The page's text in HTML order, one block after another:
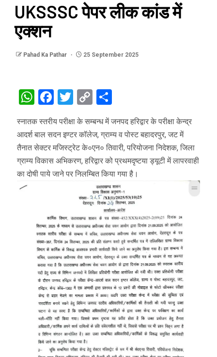
UKSSSC पेपर लीक कांड में
एक्शन
Pahad Ka Pathar 25 September 2025
WhatsApp
Facebook
Twitter
Copy
Link
स्नातक स्तरीय परीक्षा के सम्बन्ध में जनपद हरिद्वार के परीक्षा केन्द्र
आदर्श बाल सदन इण्टर कॉलेज, ग्राम्य व पोस्ट बहादरपुर, जट में
तैनात सेक्टर मजिस्ट्रेट के०एन० तिवारी, परियोजना निदेशक, जिला
ग्राम्य विकास अभिकरण, हरिद्वार को प्रथमदृष्टया ड्यूटी में लापरवाही
का दोषी पाये जाने पर निलम्बित किया गया है।